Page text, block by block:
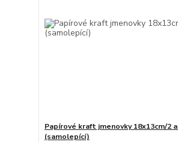
Papírové kraft jmenovky 18x13cm/2
(samolepící)